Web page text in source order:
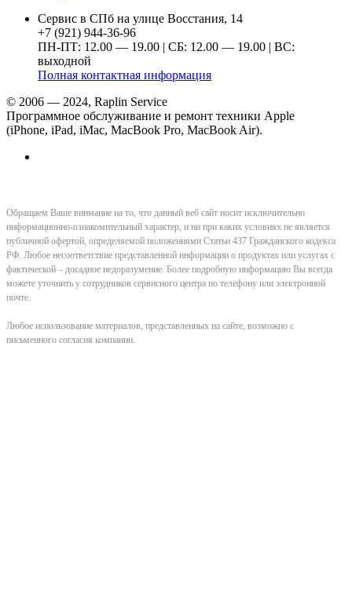
Сервис в СПб на улице Восстания, 14
+7 (921) 944-36-96
ПН-ПТ: 12.00 — 19.00 | СБ: 12.00 — 19.00 | ВС:
выходной
Полная контактная информация
© 2006 — 2024, Raplin Service
Программное обслуживание и ремонт техники Apple
(iPhone, iPad, iMac, MacBook Pro, MacBook Air).
Обращаем Ваше внимание на то, что данный веб сайт носит исключительно
информационно-ознакомительный характер, и ни при каких условиях не является
публичной офертой, определяемой положениями Статьи 437 Гражданского кодекса
РФ. Любое несоответствие представленной информации о продуктах или услугах с
фактической – досадное недоразумение. Более подробную информацию Вы всегда
можете уточнить у сотрудников сервисного центра по телефону или электронной
почте.
Любое использование материалов, представленных на сайте, возможно с
письменного согласия компании.